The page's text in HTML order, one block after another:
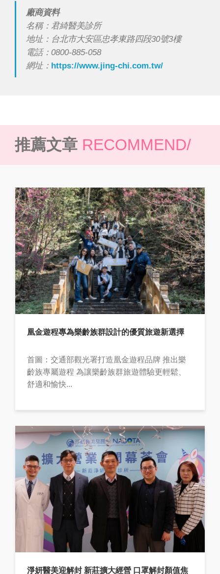
廠商資料
名稱：君綺醫美診所
地址：台北市大安區忠孝東路四段30號3樓
電話：0800-885-058
網址： https://www.jing-chi.com.tw/
推薦文章 RECOMMEND/
凰金遊程專為樂齡族群設計的優質旅遊新選擇
首圖：交通部觀光署打造凰金遊程品牌 推出樂
齡族專屬遊程 為讓樂齡族群旅遊體驗更輕鬆、
舒適和愉快...
淨妍醫美迎解封 新莊擴大經營 口罩解封顏值焦